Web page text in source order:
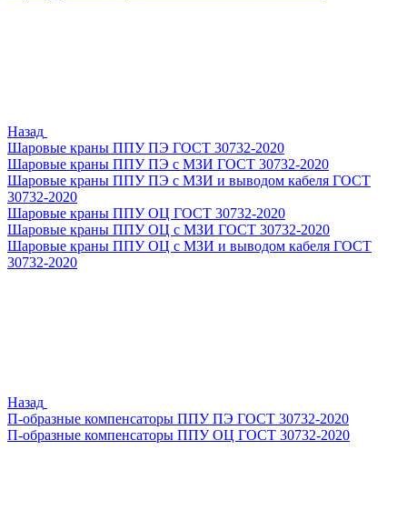
Назад
Шаровые краны ППУ ПЭ ГОСТ 30732-2020
Шаровые краны ППУ ПЭ с МЗИ ГОСТ 30732-2020
Шаровые краны ППУ ПЭ с МЗИ и выводом кабеля ГОСТ
30732-2020
Шаровые краны ППУ ОЦ ГОСТ 30732-2020
Шаровые краны ППУ ОЦ с МЗИ ГОСТ 30732-2020
Шаровые краны ППУ ОЦ с МЗИ и выводом кабеля ГОСТ
30732-2020
Назад
П-образные компенсаторы ППУ ПЭ ГОСТ 30732-2020
П-образные компенсаторы ППУ ОЦ ГОСТ 30732-2020